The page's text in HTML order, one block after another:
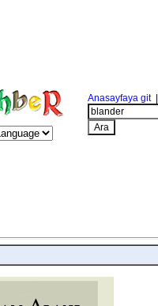
Anasayfaya git|